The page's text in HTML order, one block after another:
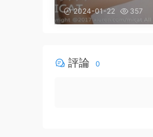
2024-01-22 357
評論 0